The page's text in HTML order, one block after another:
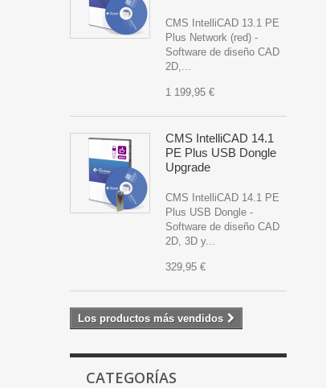
CMS IntelliCAD 13.1 PE
Plus Network (red) -
Software de diseño CAD
2D,...
1 199,95 €
CMS IntelliCAD 14.1
PE Plus USB Dongle
Upgrade
CMS IntelliCAD 14.1 PE
Plus USB Dongle -
Software de diseño CAD
2D, 3D y...
329,95 €
Los productos más vendidos
CATEGORÍAS